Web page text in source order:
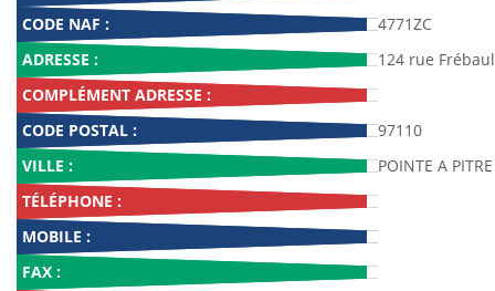
CODE NAF :
4771ZC
ADRESSE :
124 rue
COMPLÉMENT ADRESSE :
CODE POSTAL :
97110
VILLE :
POINTE A PITRE
TÉLÉPHONE :
MOBILE :
FAX :